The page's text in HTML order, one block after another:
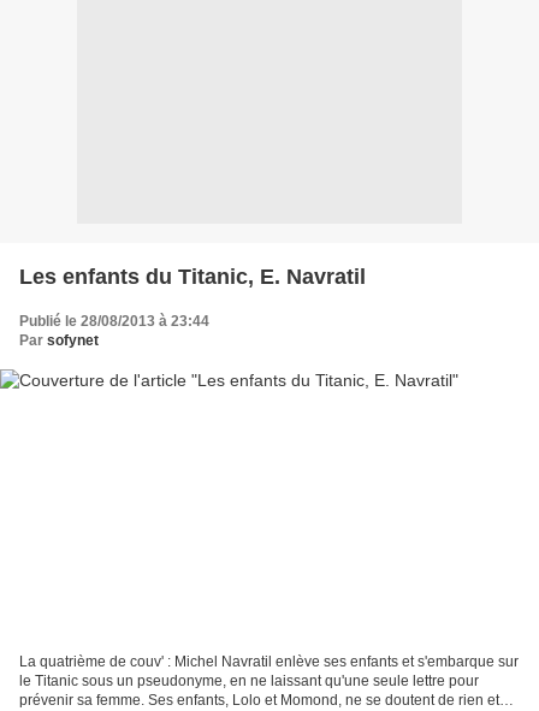
Les enfants du Titanic, E. Navratil
Publié le 28/08/2013 à 23:44
Par sofynet
La quatrième de couv' : Michel Navratil enlève ses enfants et s'embarque sur
le Titanic sous un pseudonyme, en ne laissant qu'une seule lettre pour
prévenir sa femme. Ses enfants, Lolo et Momond, ne se doutent de rien et